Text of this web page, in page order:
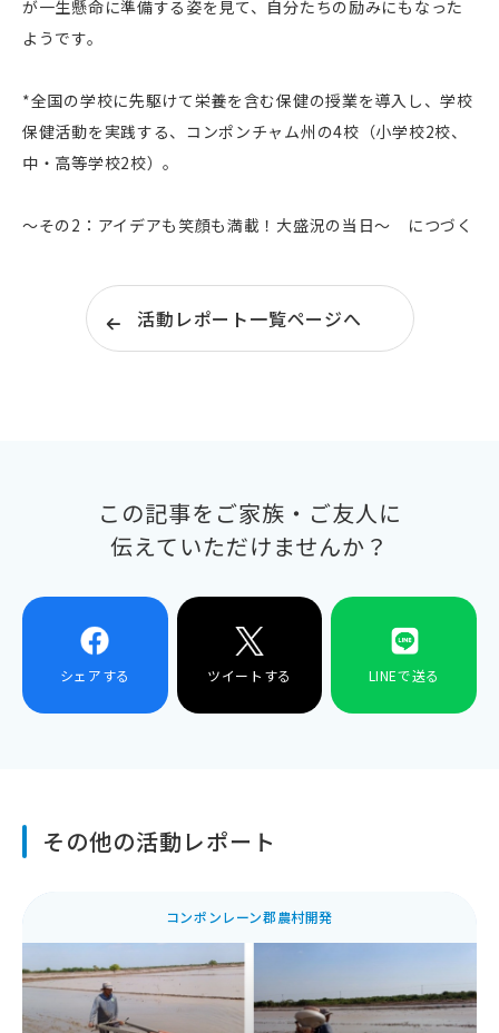
が一生懸命に準備する姿を見て、自分たちの励みにもなった
ようです。
*全国の学校に先駆けて栄養を含む保健の授業を導入し、学校
保健活動を実践する、コンポンチャム州の4校（小学校2校、
中・高等学校2校）。
～その2：アイデアも笑顔も満載！大盛況の当日～ につづく
活動レポート一覧ページへ
この記事をご家族・ご友人に
伝えていただけませんか？
シェアする ツイートする LINEで送る
その他の活動レポート
コンポンレーン郡農村開発